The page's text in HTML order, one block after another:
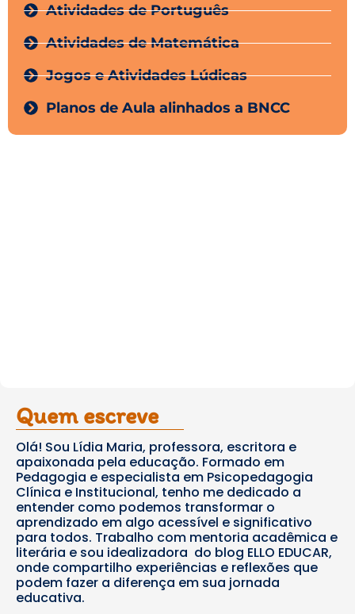
Atividades de Português
Atividades de Matemática
Jogos e Atividades Lúdicas
Planos de Aula alinhados a BNCC
Quem escreve
Olá! Sou Lídia Maria, professora, escritora e
apaixonada pela educação. Formado em
Pedagogia e especialista em Psicopedagogia
Clínica e Institucional, tenho me dedicado a
entender como podemos transformar o
aprendizado em algo acessível e significativo
para todos. Trabalho com mentoria acadêmica e
literária e sou idealizadora do blog ELLO EDUCAR,
onde compartilho experiências e reflexões que
podem fazer a diferença em sua jornada
educativa.